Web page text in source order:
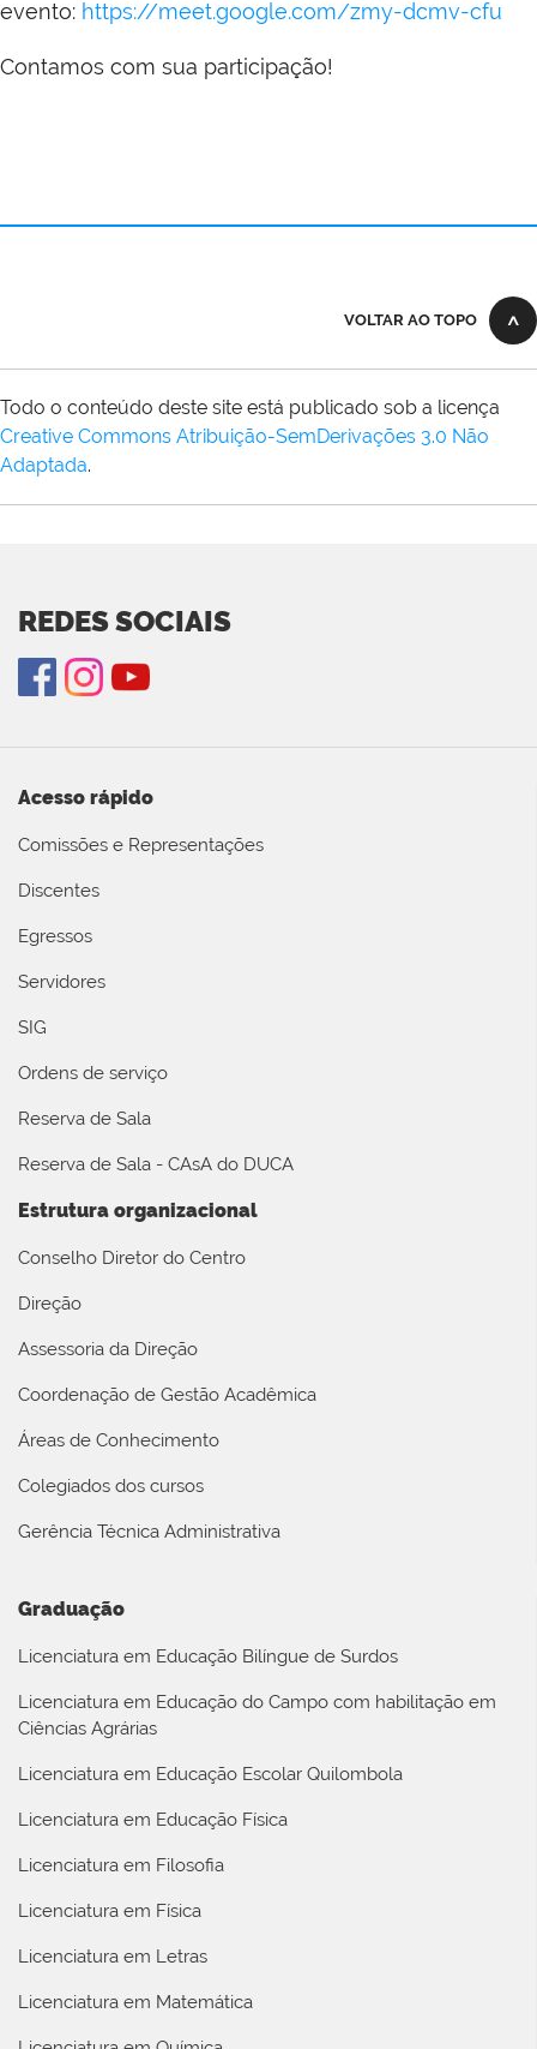
evento: https://meet.google.com/zmy-dcmv-cfu
Contamos com sua participação!
VOLTAR AO TOPO
Todo o conteúdo deste site está publicado sob a licença
Creative Commons Atribuição-SemDerivações 3.0 Não
Adaptada.
REDES SOCIAIS
Acesso rápido
Comissões e Representações
Discentes
Egressos
Servidores
SIG
Ordens de serviço
Reserva de Sala
Reserva de Sala - CAsA do DUCA
Estrutura organizacional
Conselho Diretor do Centro
Direção
Assessoria da Direção
Coordenação de Gestão Acadêmica
Áreas de Conhecimento
Colegiados dos cursos
Gerência Técnica Administrativa
Graduação
Licenciatura em Educação Bilíngue de Surdos
Licenciatura em Educação do Campo com habilitação em
Ciências Agrárias
Licenciatura em Educação Escolar Quilombola
Licenciatura em Educação Física
Licenciatura em Filosofia
Licenciatura em Física
Licenciatura em Letras
Licenciatura em Matemática